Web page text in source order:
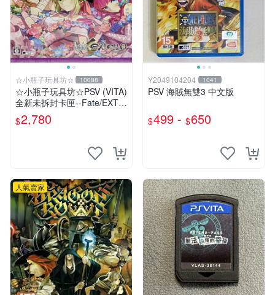
☆小瓶子玩具坊☆ 10088
☆小瓶子玩具坊☆PSV (VITA)
全新未拆封卡匣--Fate/EXTE
LLA 限定版 (日版)
$2,780
Y2049104204 1041
PSV 海賊無雙3 中文版
$499 - $650
人氣賣家